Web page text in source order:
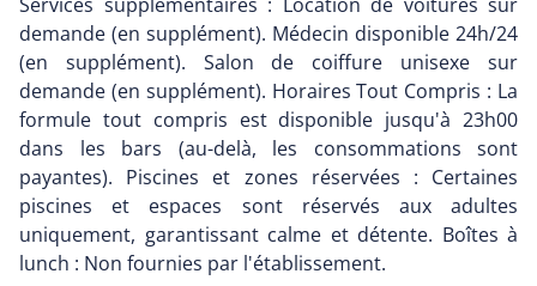
demande (en supplément). Médecin disponible 24h/24
(en supplément). Salon de coiffure unisexe sur
demande (en supplément). Horaires Tout Compris : La
formule tout compris est disponible jusqu'à 23h00
dans les bars (au-delà, les consommations sont
payantes). Piscines et zones réservées : Certaines
piscines et espaces sont réservés aux adultes
uniquement, garantissant calme et détente. Boîtes à
lunch : Non fournies par l'établissement.